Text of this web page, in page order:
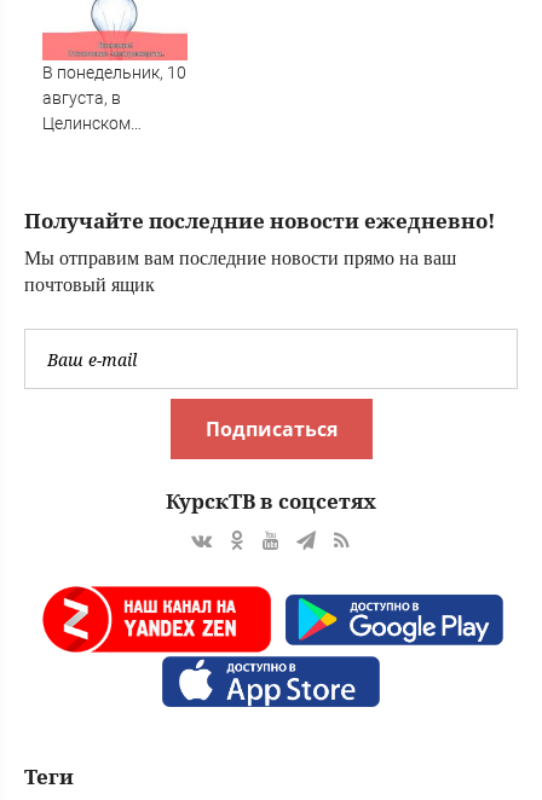
В понедельник, 10
августа, в
Целинском
Получайте последние новости ежедневно!
Мы отправим вам последние новости прямо на ваш
почтовый ящик
Подписаться
КурскТВ в соцсетях
Теги